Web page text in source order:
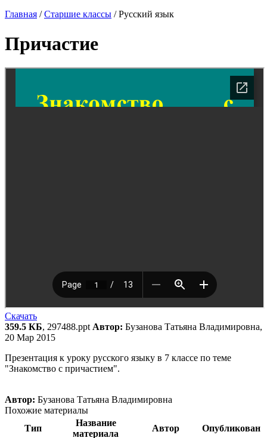
Главная /Старшие классы /Русский язык
Причастие
Скачать
359.5 КБ, 297488.ppt Автор: Бузанова Татьяна Владимировна,
20 Мар 2015
Презентация к уроку русского языку в 7 классе по теме
"Знакомство с причастием".
Автор: Бузанова Татьяна Владимировна
Похожие материалы
Тип
Название
материала
Автор Опубликован